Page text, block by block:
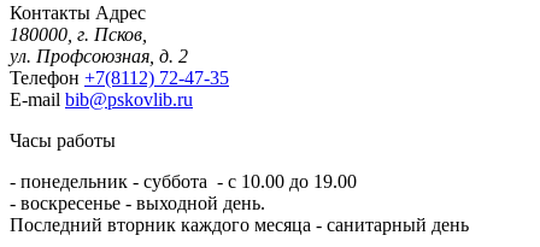
Контакты Адрес
180000, г. Псков,
ул. Профсоюзная, д. 2
Телефон +7(8112) 72-47-35
E-mail bib@pskovlib.ru
Часы работы
- понедельник - суббота - с 10.00 до 19.00
- воскресенье - выходной день.
Последний вторник каждого месяца - санитарный день